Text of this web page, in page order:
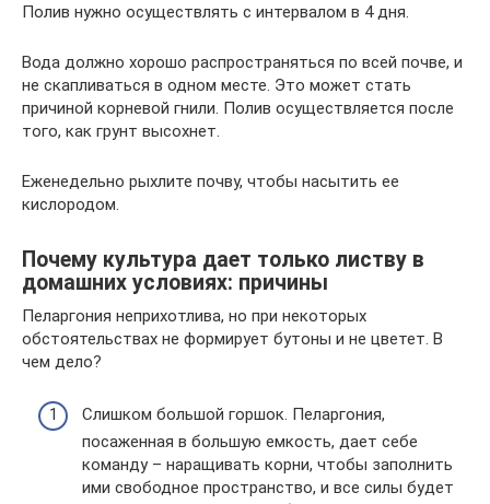
Полив нужно осуществлять с интервалом в 4 дня.
Вода должно хорошо распространяться по всей почве, и
не скапливаться в одном месте. Это может стать
причиной корневой гнили. Полив осуществляется после
того, как грунт высохнет.
Еженедельно рыхлите почву, чтобы насытить ее
кислородом.
Почему культура дает только листву в
домашних условиях: причины
Пеларгония неприхотлива, но при некоторых
обстоятельствах не формирует бутоны и не цветет. В
чем дело?
Слишком большой горшок. Пеларгония,
посаженная в большую емкость, дает себе
команду – наращивать корни, чтобы заполнить
ими свободное пространство, и все силы будет